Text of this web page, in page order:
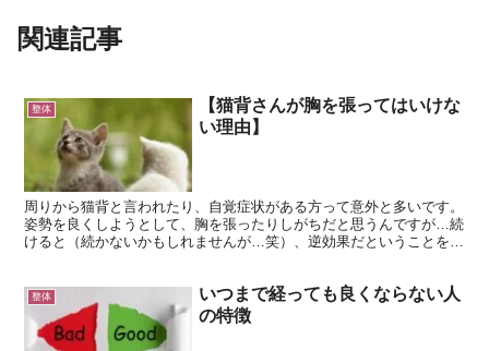
関連記事
整体
【猫背さんが胸を張ってはいけな
い理由】
周りから猫背と言われたり、自覚症状がある方って意外と多いです。
姿勢を良くしようとして、胸を張ったりしがちだと思うんですが…続
けると（続かないかもしれませんが…笑）、逆効果だということをお
整体
いつまで経っても良くならない人
の特徴